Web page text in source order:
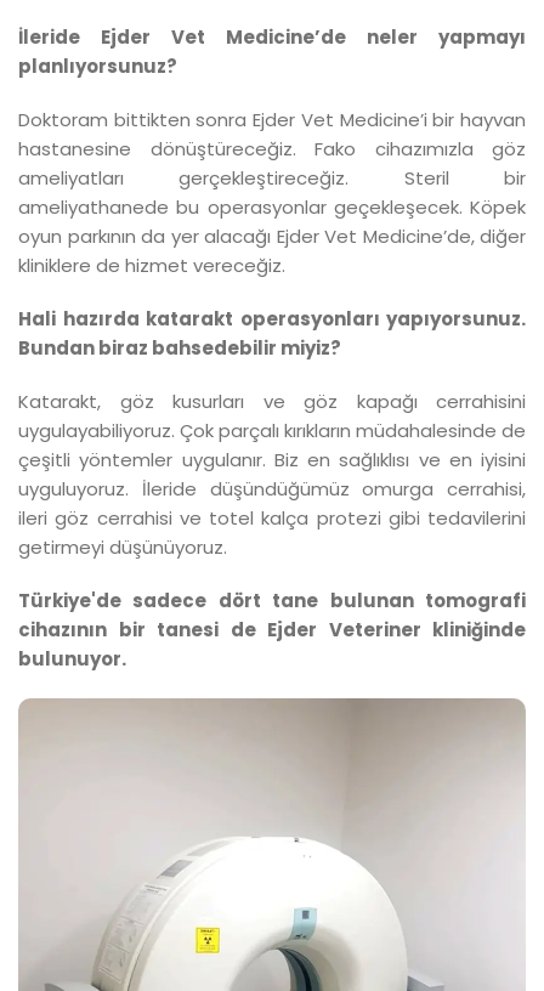
İleride Ejder Vet Medicine’de neler yapmayı
planlıyorsunuz?
Doktoram bittikten sonra Ejder Vet Medicine’i bir hayvan
hastanesine dönüştüreceğiz. Fako cihazımızla göz
ameliyatları gerçekleştireceğiz. Steril bir
ameliyathanede bu operasyonlar geçekleşecek. Köpek
oyun parkının da yer alacağı Ejder Vet Medicine’de, diğer
kliniklere de hizmet vereceğiz.
Hali hazırda katarakt operasyonları yapıyorsunuz.
Bundan biraz bahsedebilir miyiz?
Katarakt, göz kusurları ve göz kapağı cerrahisini
uygulayabiliyoruz. Çok parçalı kırıkların müdahalesinde de
çeşitli yöntemler uygulanır. Biz en sağlıklısı ve en iyisini
uyguluyoruz. İleride düşündüğümüz omurga cerrahisi,
ileri göz cerrahisi ve totel kalça protezi gibi tedavilerini
getirmeyi düşünüyoruz.
Türkiye'de sadece dört tane bulunan tomografi
cihazının bir tanesi de Ejder Veteriner kliniğinde
bulunuyor.